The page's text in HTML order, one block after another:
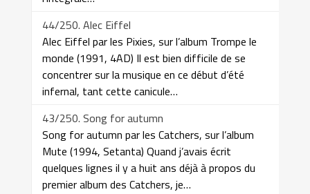
44/250. Alec Eiffel
Alec Eiffel par les Pixies, sur l’album Trompe le
monde (1991, 4AD) Il est bien difficile de se
concentrer sur la musique en ce début d’été
infernal, tant cette canicule…
43/250. Song for autumn
Song for autumn par les Catchers, sur l’album
Mute (1994, Setanta) Quand j’avais écrit
quelques lignes il y a huit ans déjà à propos du
premier album des Catchers, je…